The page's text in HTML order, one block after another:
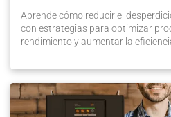
Aprende cómo reducir el
con estrategias para optimizar
rendimiento y aumentar la